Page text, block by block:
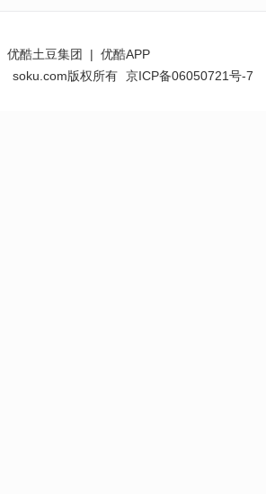
优酷土豆集团 | 优酷APP
soku.com版权所有 京ICP备06050721号-7